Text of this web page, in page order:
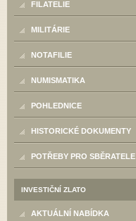
FILATELIE
MILITÁRIE
NOTAFILIE
NUMISMATIKA
POHLEDNICE
HISTORICKÉ DOKUMENTY
POTŘEBY PRO SBĚRATELE
INVESTIČNÍ ZLATO
AKTUÁLNÍ NABÍDKA